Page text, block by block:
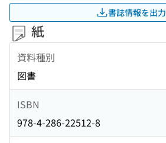
書誌情報を出力
紙
資料種別
図書
ISBN
978-4-286-22512-8